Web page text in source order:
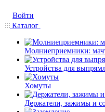
Войти
Каталог
Молниеприемники:
Устройства для
Хомуты
Держатели, зажимы и